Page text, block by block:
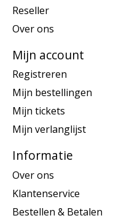
Reseller
Over ons
Mijn account
Registreren
Mijn bestellingen
Mijn tickets
Mijn verlanglijst
Informatie
Over ons
Klantenservice
Bestellen & Betalen